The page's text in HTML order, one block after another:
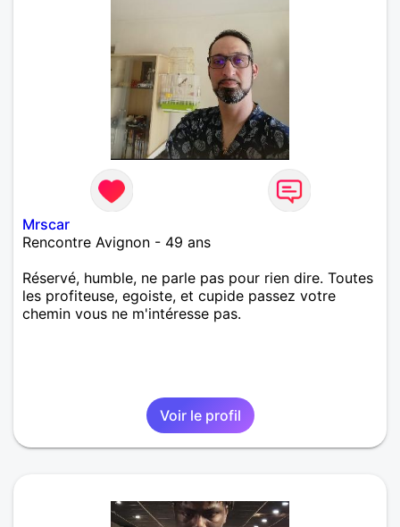
Mrscar
Rencontre Avignon - 49 ans
Réservé, humble, ne parle pas pour rien dire. Toutes
les profiteuse, egoiste, et cupide passez votre
chemin vous ne m'intéresse pas.
Voir le profil